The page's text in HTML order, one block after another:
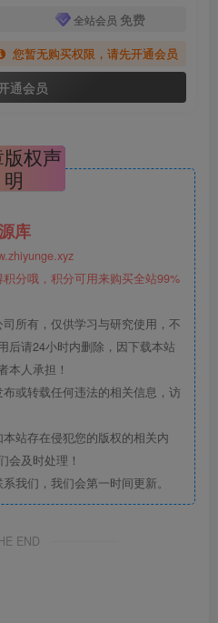
全站会员 免费
您暂无购买权限，请先开通会员
通会员
权声
明
库
分哦，积分可用来购买全站99%
所有，仅供学习与研究使用，不
后请24小时内删除，因下载本站
本人承担！
或转载任何违法的相关信息，访
站存在侵犯您的版权的相关内
会及时处理！
我们，我们会第一时间更新。
END